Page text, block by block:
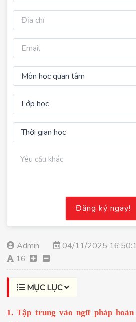
Admin 04/11/2025
16
MỤC LỤC
1. Tập trung vào ngữ pháp
Đăng ký ngay!